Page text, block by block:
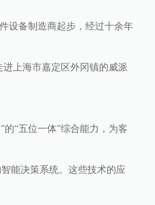
设备制造商起步，经过十余年
上海市嘉定区外冈镇的威派
“五位一体”综合能力，为客
能决策系统。这些技术的应